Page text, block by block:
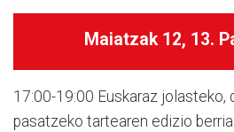
Maiatzak 12, 13.
17:00-19:00 Euskaraz
pasatzeko tartearen edizio